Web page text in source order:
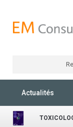
Actualités